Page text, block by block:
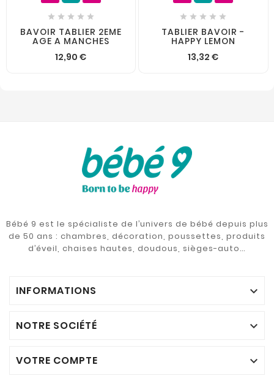
    
BAVOIR TABLIER 2EME
AGE A MANCHES
12,90 €
    
TABLIER BAVOIR -
HAPPY LEMON
13,32 €
Bébé 9 est le spécialiste de l’univers de bébé depuis plus
de 50 ans : chambres, décoration, poussettes, produits
d’éveil, chaises hautes, doudous, sièges-auto…
INFORMATIONS 
NOTRE SOCIÉTÉ 
VOTRE COMPTE 